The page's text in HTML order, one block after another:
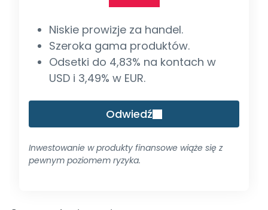
Niskie prowizje za handel.
Szeroka gama produktów.
Odsetki do 4,83% na kontach w
USD i 3,49% w EUR.
Odwiedź
Inwestowanie w produkty finansowe wiąże się z
pewnym poziomem ryzyka.